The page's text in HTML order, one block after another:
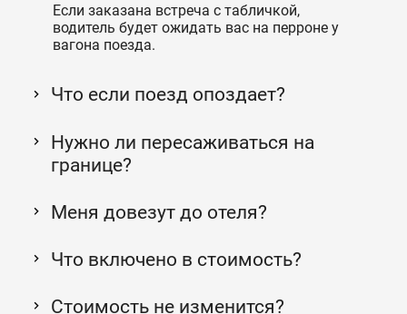
Если заказана встреча с табличкой,
водитель будет ожидать вас на перроне у
вагона поезда.
Что если поезд опоздает?
Нужно ли пересаживаться на
границе?
Меня довезут до отеля?
Что включено в стоимость?
Стоимость не изменится?